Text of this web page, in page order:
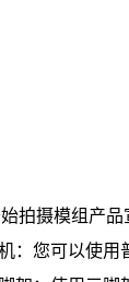
拍摄模组产品
：您可以使用